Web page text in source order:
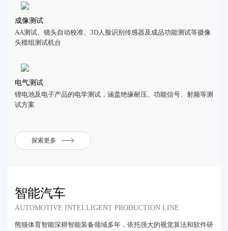
成像测试
AA测试、镜头自动校准、3D人脸识别传感器及成品功能测试等摄像
头模组测试机台
电气测试
锂电池及电子产品的电学测试，涵盖绝缘耐压、功能信号、射频等测
试方案
探索更多
智能汽车
AUTOMOTIVE INTELLIGENT PRODUCTION LINE
熊猫体育智能深耕智能装备领域多年，依托强大的视觉算法和软件研